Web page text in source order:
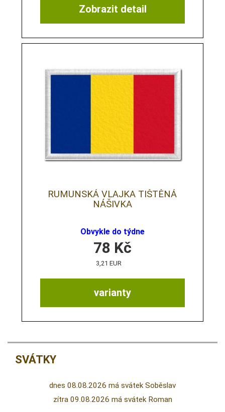
Zobrazit detail
RUMUNSKÁ VLAJKA TIŠTĚNÁ
NÁŠIVKA
Obvykle do týdne
varianty
78 Kč
3,21 EUR
SVÁTKY
dnes 08.08.2026 má svátek Soběslav
zítra 09.08.2026 má svátek Roman